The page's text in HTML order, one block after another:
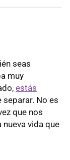
seas
muy
estás
separar. No es
que nos
vida que